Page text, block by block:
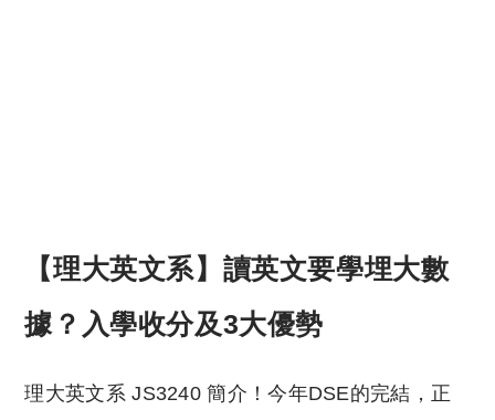
【理大英文系】讀英文要學埋大數
據？入學收分及3大優勢
理大英文系 JS3240 簡介！今年DSE的完結，正